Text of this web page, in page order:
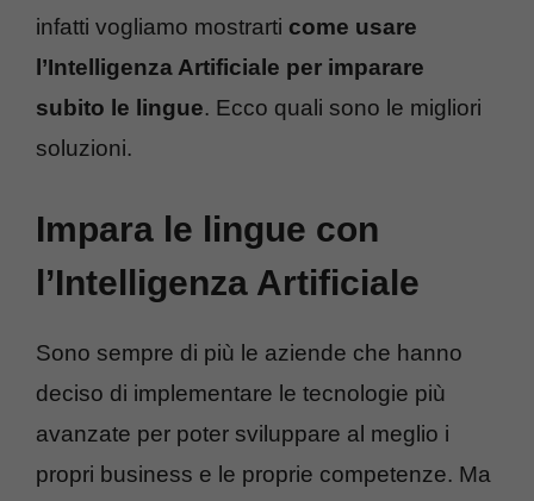
infatti vogliamo mostrarti come usare
l’Intelligenza Artificiale per imparare
subito le lingue. Ecco quali sono le migliori
soluzioni.
Impara le lingue con
l’Intelligenza Artificiale
Sono sempre di più le aziende che hanno
deciso di implementare le tecnologie più
avanzate per poter sviluppare al meglio i
propri business e le proprie competenze. Ma